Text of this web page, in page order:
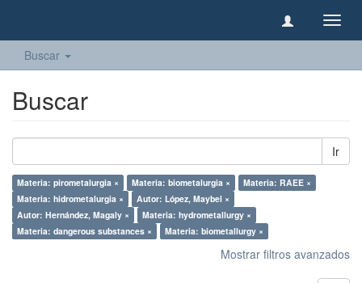
Buscar
Buscar
Ir
Materia: pirometalurgia × Materia: biometalurgia ×
Materia: RAEE ×
Materia: hidrometalurgia ×
Autor: López, Maybel ×
Autor: Hernández, Magaly ×
Materia: hydrometallurgy ×
Materia: dangerous substances ×
Materia: biometallurgy ×
Mostrar filtros avanzados